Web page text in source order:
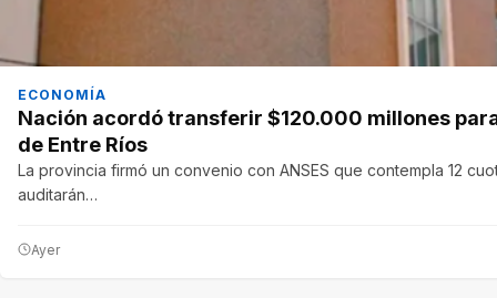
ECONOMÍA
Nación acordó transferir $120.000 millones
de Entre Ríos
La provincia firmó un convenio con ANSES que contempla 12
auditarán…
Ayer